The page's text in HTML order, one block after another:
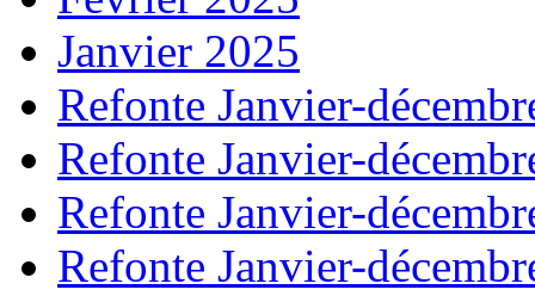
Janvier 2025
Refonte Janvier-
Refonte Janvier-
Refonte Janvier-
Refonte Janvier-